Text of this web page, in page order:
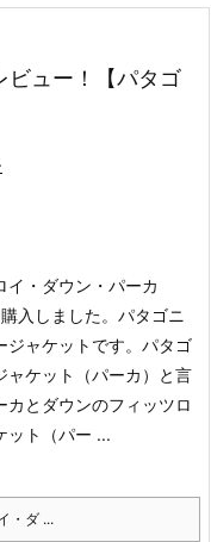
ビュー！【パタゴ
イ・ダウン・パーカ
入しました。パタゴニ
ジャケットです。パタゴ
ャケット（パーカ）と言
カとダウンのフィッツロ
ット（パー ...
・ダ ...